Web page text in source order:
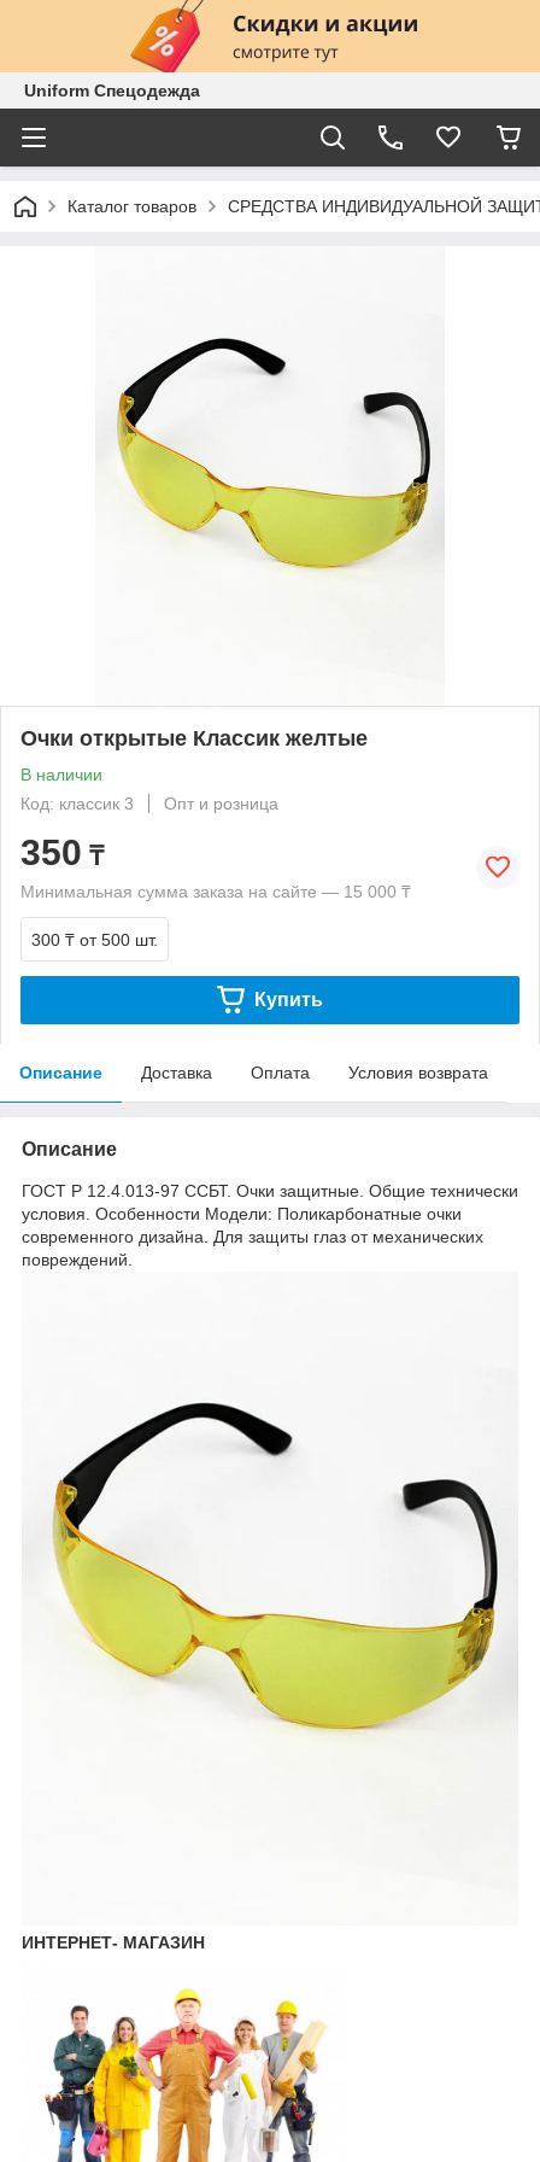
Uniform Спецодежда
Каталог товаров СРЕДСТВА ИНДИВИДУАЛЬНОЙ
Очки открытые Классик желтые
В наличии
Код: классик 3
Опт и розница
350 ₸
Минимальная сумма заказа на сайте — 15 000 ₸
300 ₸ от 500 шт.
Купить
Описание Доставка Оплата Условия возврата
Описание
ГОСТ Р 12.4.013-97 ССБТ. Очки защитные. Общие технически
условия. Особенности Модели: Поликарбонатные очки
современного дизайна. Для защиты глаз от механических
повреждений.
ИНТЕРНЕТ- МАГАЗИН